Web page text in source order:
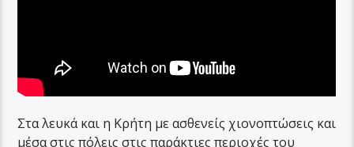
Στα λευκά και η Κρήτη με ασθενείς χιονοπτώσεις και
μέσα στις πόλεις στις παράκτιες περιοχές του